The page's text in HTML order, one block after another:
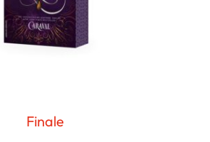
Finale